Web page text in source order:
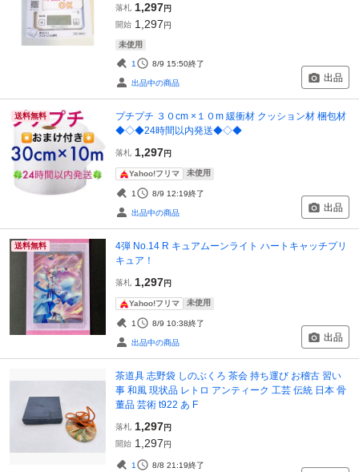
落札 1,297円
開始 1,297円
未使用
1 8/9 15:50終了
出品中の商品 出品
送料無料
プチプチ ３０cm ×１０m 緩衝材 クッション材 梱包材
◆◇◆24時間以内発送◆◇◆
落札 1,297円
Yahoo!フリマ 未使用
1 8/9 12:19終了
出品中の商品 出品
送料無料
4弾 No.14 R キュアムーンライト ハートキャッチプリ
キュア！
落札 1,297円
Yahoo!フリマ 未使用
1 8/9 10:38終了
出品中の商品 出品
茶道具 志野袋 しのぶくろ 茶会 持ち運び お稽古 習い
事 和風 現状品 レトロ アンティーク 工芸 伝統 日本 骨
董品 芸術 t922 あ F
落札 1,297円
開始 1,297円
1 8/8 21:19終了